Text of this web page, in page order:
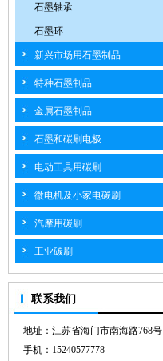
石墨轴承
石墨环
新兴市场用石墨制品
特种石墨制品
金属石墨制品
石墨和碳刷电极
电动工具用碳刷
微电机及小家电碳刷
汽摩用碳刷
工业碳刷
联系我们
地址：江苏省海门市南海路768号
手机：15240577778